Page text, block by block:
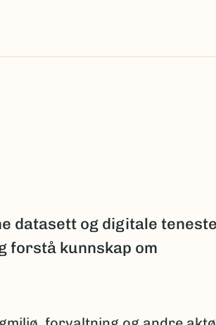
datasett og digitale
forstå kunnskap om